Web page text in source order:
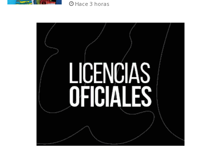
Hace 3 horas